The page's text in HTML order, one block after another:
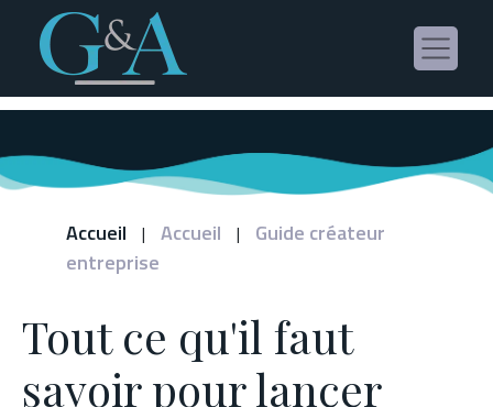
Accueil | Accueil |
Guide créateur
entreprise
Tout ce qu'il faut
savoir pour lancer
Panneau de gestion des cookies